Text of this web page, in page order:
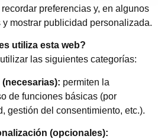
preferencias y, en algunos
mostrar publicidad personalizada.
utiliza esta web?
las siguientes categorías:
permiten la
de funciones básicas (por
gestión del consentimiento, etc.).
(opcionales):